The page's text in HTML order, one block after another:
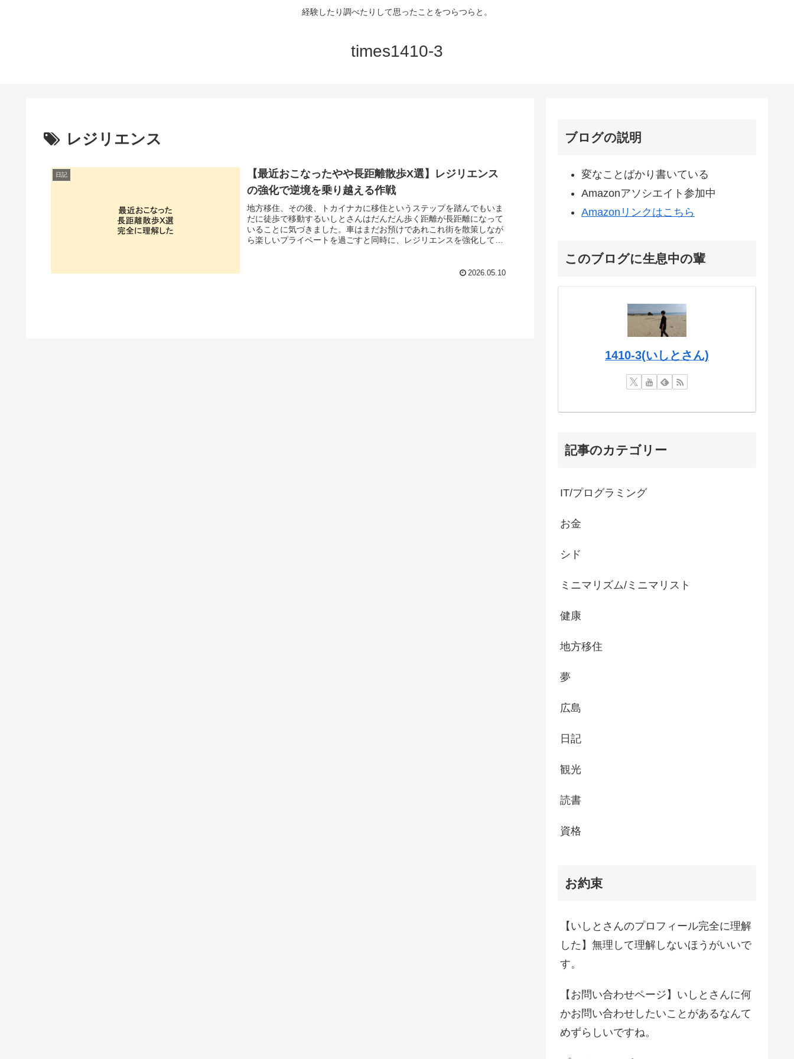
経験したり調べたりして思ったことをつらつらと。
times1410-3
レジリエンス
日記
【最近おこなったやや長距離散歩X選】レジリエンス
の強化で逆境を乗り越える作戦
地方移住、その後、トカイナカに移住というステップを踏んでもいま
だに徒歩で移動するいしとさんはだんだん歩く距離が長距離になって
いることに気づきました。車はまだお預けであれこれ街を散策しなが
ら楽しいプライベートを過ごすと同時に、レジリエンスを強化して
2026.05.10
ブログの説明
変なことばかり書いている
Amazonアソシエイト参加中
Amazonリンクはこちら
このブログに生息中の輩
1410-3(いしとさん)
記事のカテゴリー
IT/プログラミング
お金
シド
ミニマリズム/ミニマリスト
健康
地方移住
夢
広島
日記
観光
読書
資格
お約束
【いしとさんのプロフィール完全に理解
した】無理して理解しないほうがいいで
す。
【お問い合わせページ】いしとさんに何
かお問い合わせしたいことがあるなんて
めずらしいですね。